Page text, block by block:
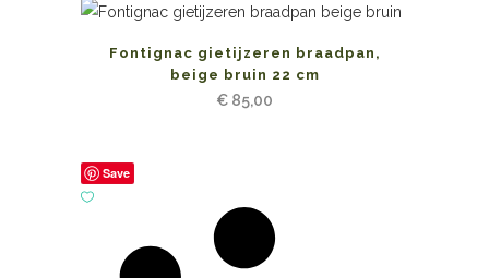
Fontignac gietijzeren braadpan,
beige bruin 22 cm
€ 85,00
Save